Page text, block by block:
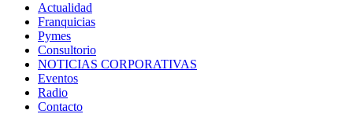
Actualidad
Franquicias
Pymes
Consultorio
NOTICIAS CORPORATIVAS
Eventos
Radio
Contacto